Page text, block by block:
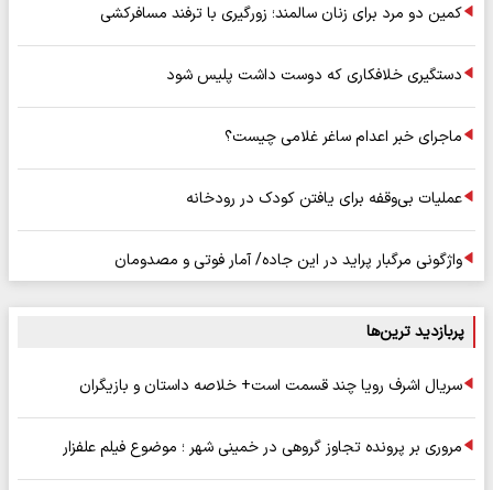
کمین دو مرد برای زنان سالمند؛ زورگیری با ترفند مسافرکشی
دستگیری خلافکاری که دوست داشت پلیس شود
ماجرای خبر اعدام ساغر غلامی چیست؟
عملیات بی‌وقفه برای یافتن کودک در رودخانه
واژگونی مرگبار پراید در این جاده/ آمار فوتی و مصدومان
پربازدید ترین‌ها
سریال اشرف رویا چند قسمت است+ خلاصه داستان و بازیگران
مروری بر پرونده تجاوز گروهی در خمینی شهر ؛ موضوع فیلم علفزار